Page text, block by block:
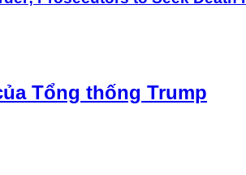
Tổng thống Trump